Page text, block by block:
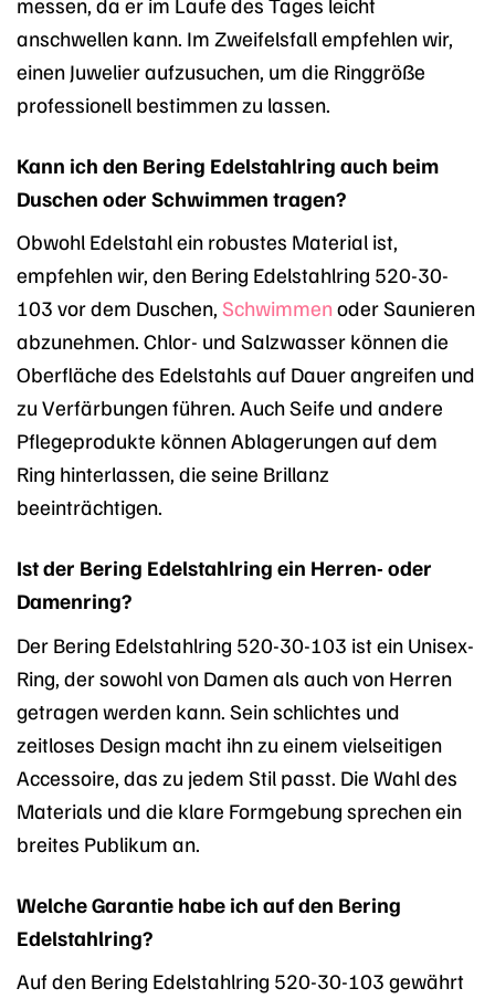
anschwellen kann. Im Zweifelsfall empfehlen wir,
einen Juwelier aufzusuchen, um die Ringgröße
professionell bestimmen zu lassen.
Kann ich den Bering Edelstahlring auch beim
Duschen oder Schwimmen tragen?
Obwohl Edelstahl ein robustes Material ist,
empfehlen wir, den Bering Edelstahlring 520-30-
103 vor dem Duschen, Schwimmen oder Saunieren
abzunehmen. Chlor- und Salzwasser können die
Oberfläche des Edelstahls auf Dauer angreifen und
zu Verfärbungen führen. Auch Seife und andere
Pflegeprodukte können Ablagerungen auf dem
Ring hinterlassen, die seine Brillanz
beeinträchtigen.
Ist der Bering Edelstahlring ein Herren- oder
Damenring?
Der Bering Edelstahlring 520-30-103 ist ein Unisex-
Ring, der sowohl von Damen als auch von Herren
getragen werden kann. Sein schlichtes und
zeitloses Design macht ihn zu einem vielseitigen
Accessoire, das zu jedem Stil passt. Die Wahl des
Materials und die klare Formgebung sprechen ein
breites Publikum an.
Welche Garantie habe ich auf den Bering
Edelstahlring?
Auf den Bering Edelstahlring 520-30-103 gewährt